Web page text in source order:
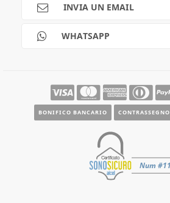
Scalapay
INVIA UN EMAIL
WHATSAPP
BONIFICO BANCARIO CONTRASSEGNO